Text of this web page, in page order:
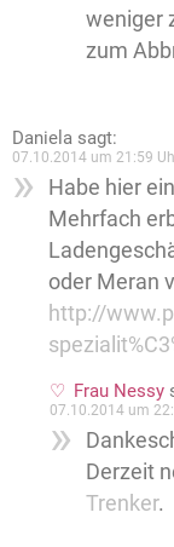
weniger
zum
Daniela sagt:
07.10.2014 um 21:59
Habe hier
Mehrfach
oder Meran
http://
Frau Nessy
07.10.2014 um
Derzeit
Trenker.